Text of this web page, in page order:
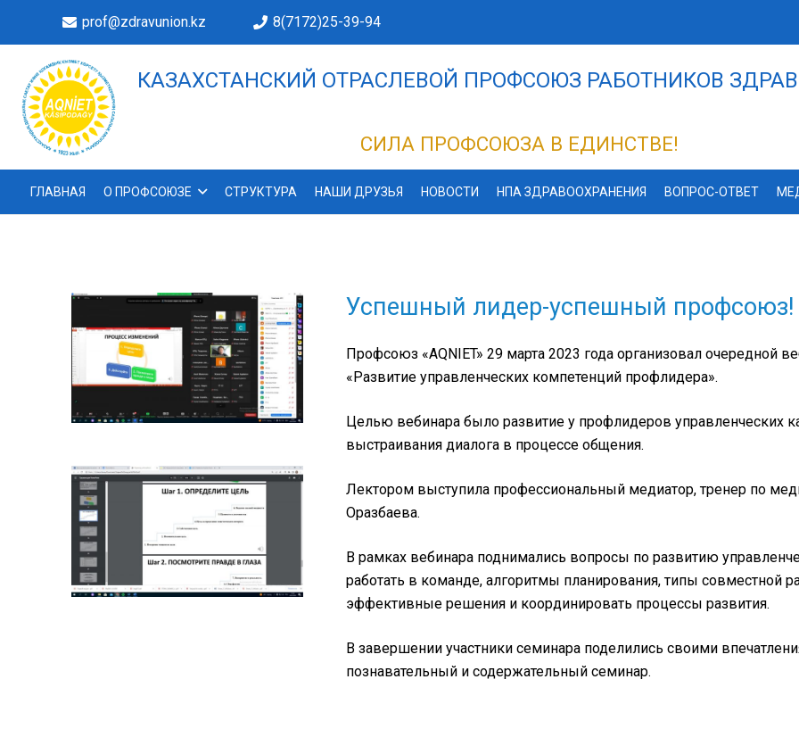
prof@zdravunion.kz 8(7172)25-39-94
КАЗАХСТАНСКИЙ ОТРАСЛЕВОЙ ПРОФСОЮЗ РАБОТНИКОВ
СИЛА ПРОФСОЮЗА В ЕДИНСТВЕ!
ГЛАВНАЯ О ПРОФСОЮЗЕ СТРУКТУРА НАШИ ДРУЗЬЯ НОВОСТИ НПА ЗДРАВООХРАНЕНИЯ ВОПРОС-ОТВЕТ
Успешный лидер-успешный профсоюз!
Профсоюз «AQNIET» 29 марта 2023 года организовал очередной
«Развитие управленческих компетенций профлидера».
Целью вебинара было развитие у профлидеров управленческих
выстраивания диалога в процессе общения.
Лектором выступила профессиональный медиатор, тренер по
Оразбаева.
В рамках вебинара поднимались вопросы по развитию
работать в команде, алгоритмы планирования, типы совместной
эффективные решения и координировать процессы развития.
В завершении участники семинара поделились своими
познавательный и содержательный семинар.